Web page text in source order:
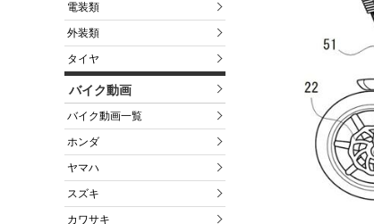
電装類
外装類
タイヤ
バイク動画
バイク動画一覧
ホンダ
ヤマハ
スズキ
カワサキ